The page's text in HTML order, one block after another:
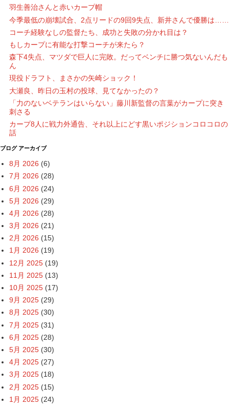
羽生善治さんと赤いカープ帽
今季最低の崩壊試合、2点リードの9回9失点、新井さんで優勝は……
コーチ経験なしの監督たち、成功と失敗の分かれ目は？
もしカープに有能な打撃コーチが来たら？
森下4失点、マツダで巨人に完敗。だってベンチに勝つ気ないんだも
ん
現役ドラフト、まさかの矢崎ショック！
大瀬良、昨日の玉村の投球、見てなかったの？
「力のないベテランはいらない」藤川新監督の言葉がカープに突き
刺さる
カープ8人に戦力外通告、それ以上にどす黒いポジションコロコロの
話
ブログ アーカイブ
8月 2026 (6)
7月 2026 (28)
6月 2026 (24)
5月 2026 (29)
4月 2026 (28)
3月 2026 (21)
2月 2026 (15)
1月 2026 (19)
12月 2025 (19)
11月 2025 (13)
10月 2025 (17)
9月 2025 (29)
8月 2025 (30)
7月 2025 (31)
6月 2025 (28)
5月 2025 (30)
4月 2025 (27)
3月 2025 (18)
2月 2025 (15)
1月 2025 (24)